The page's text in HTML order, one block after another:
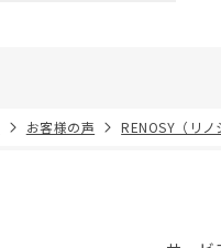
お客様の声 RENOSY（リ